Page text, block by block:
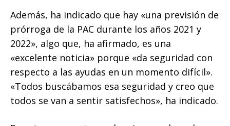
Además, ha indicado que hay «una previsión de
prórroga de la PAC durante los años 2021 y
2022», algo que, ha afirmado, es una
«excelente noticia» porque «da seguridad con
respecto a las ayudas en un momento difícil».
«Todos buscábamos esa seguridad y creo que
todos se van a sentir satisfechos», ha indicado.